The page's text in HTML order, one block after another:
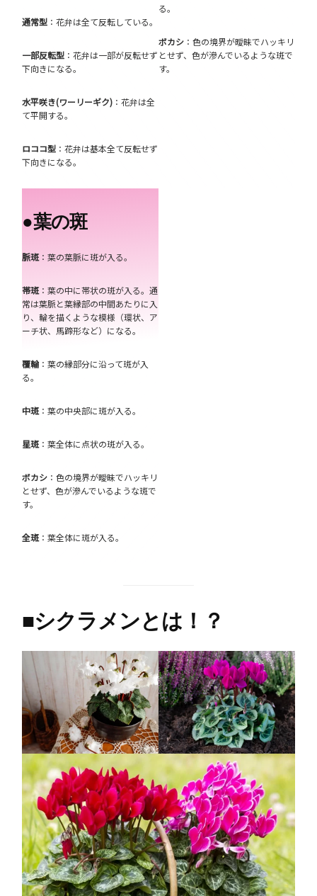
通常型 ：花弁は全て反転している。
一部反転型 ：花弁は一部が反転せず
下向きになる。
水平咲き(ワーリーギク) ：花弁は全
て平開する。
ロココ型 ：花弁は基本全て反転せず
下向きになる。
る。
ボカシ ：色の境界が曖昧でハッキリ
とせず、色が滲んでいるような斑で
す。
●葉の斑
脈斑：葉の葉脈に斑が入る。
帯斑：葉の中に帯状の斑が入る。通
常は葉脈と葉縁部の中間あたりに入
り、輪を描くような模様（環状、ア
ーチ状、馬蹄形など）になる。
覆輪 ：葉の縁部分に沿って斑が入
る。
中斑：葉の中央部に斑が入る。
星斑：葉全体に点状の斑が入る。
ボカシ ：色の境界が曖昧でハッキリ
とせず、色が滲んでいるような斑で
す。
全斑：葉全体に斑が入る。
■シクラメンとは！？